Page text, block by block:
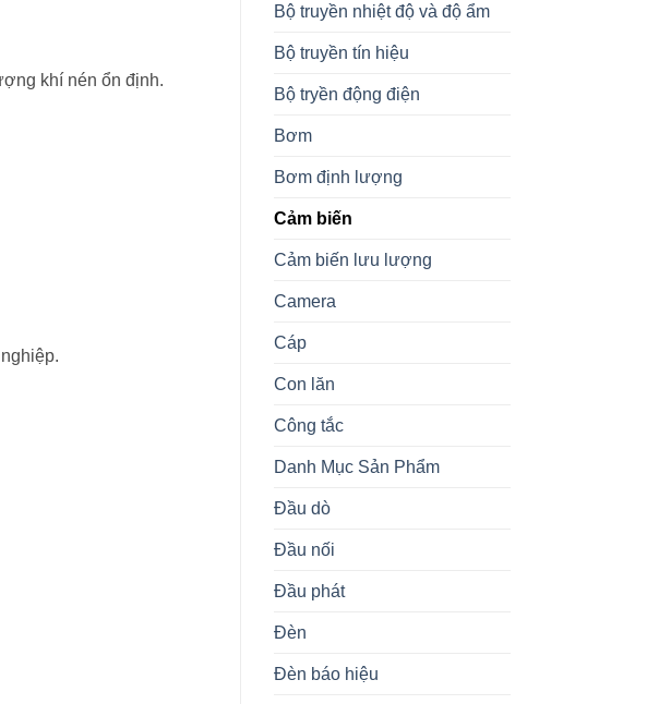
Bộ truyền nhiệt độ và độ ẩm
Bộ truyền tín hiệu
Bộ tryền động điện
Bơm
Bơm định lượng
Cảm biến
Cảm biến lưu lượng
Camera
Cáp
Con lăn
Công tắc
Danh Mục Sản Phẩm
Đầu dò
Đầu nối
Đầu phát
Đèn
Đèn báo hiệu
khí nén ổn định.